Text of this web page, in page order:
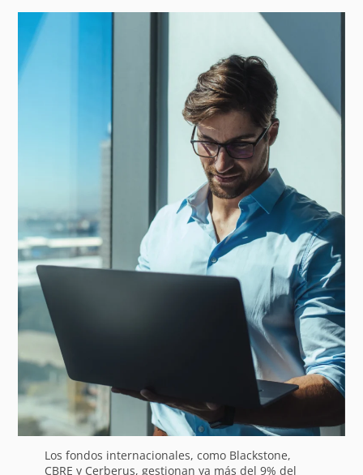
Los fondos internacionales, como Blackstone,
CBRE y Cerberus, gestionan ya más del 9% del